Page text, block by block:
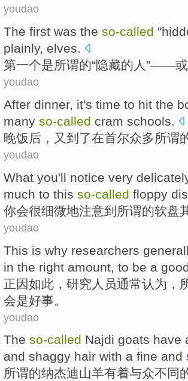
youdao
The first was the so-called "
plainly, elves.
第一个是所谓的“隐藏的 人 ”——
youdao
After dinner, it's time to hit the
many so-called cram schools.
晚饭 后， 又 到了在首尔众多所谓
youdao
What you'll notice very
much to this so-called floppy
你会很细微地注意到 所谓的软盘
youdao
This is why researchers
in the right amount to be a
正因如此 ， 研究人员通常认为 ，
会是好事。
youdao
The so-called Najdi goats have
and shaggy hair with a fine and
所谓的纳杰迪山羊有着与众不同